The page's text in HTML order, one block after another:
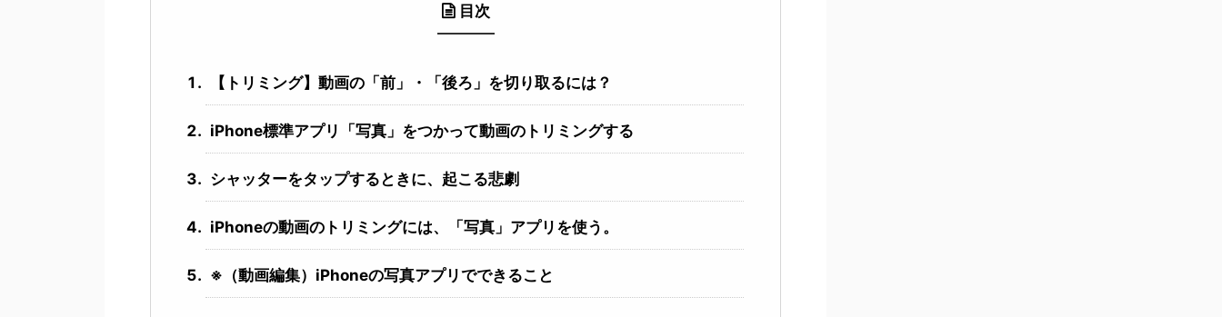
目次
【トリミング】動画の「前」・「後ろ」を切り取るには？
iPhone標準アプリ「写真」をつかって動画のトリミングする
シャッターをタップするときに、起こる悲劇
iPhoneの動画のトリミングには、「写真」アプリを使う。
※（動画編集）iPhoneの写真アプリでできること